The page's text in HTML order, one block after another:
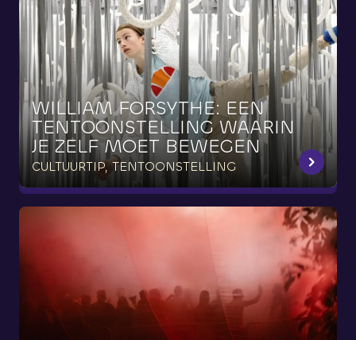
WILLIAM FORSYTHE: EEN
TENTOONSTELLING WAARIN
JE ZELF MOET BEWEGEN
CULTUURTIP, TENTOONSTELLING